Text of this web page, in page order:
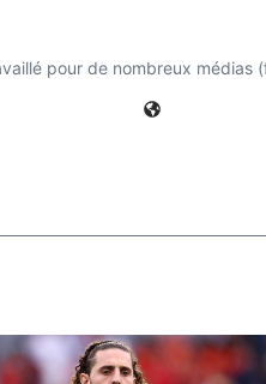
pour de nombreux